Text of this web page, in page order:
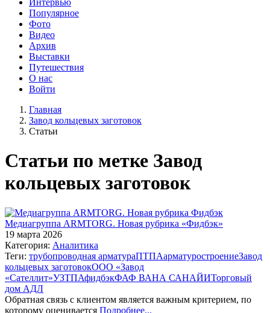
Интервью
Популярное
Фото
Видео
Архив
Выставки
Путешествия
О нас
Войти
Главная
Завод кольцевых заготовок
Статьи
Статьи по метке Завод
кольцевых заготовок
Медиагруппа ARMTORG. Новая рубрика «Фидбэк»
19 марта 2026
Категория: Аналитика
Теги: трубопроводная арматураПТПАарматуростроениеЗавод
кольцевых заготовокООО «Завод
«Сателлит»УЗТПАфидбэкФАФ ВАНА САНАЙИТорговый
дом АДЛ
Обратная связь с клиентом является важным критерием, по
которому оценивается Подробнее...